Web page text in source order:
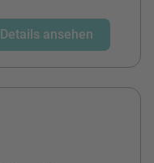
Details ansehen